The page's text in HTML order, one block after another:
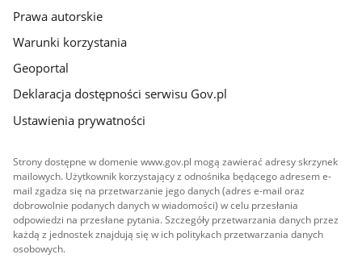
Prawa autorskie
Warunki korzystania
Geoportal
Deklaracja dostępności serwisu Gov.pl
Ustawienia prywatności
Strony dostępne w domenie www.gov.pl mogą zawierać adresy skrzynek
mailowych. Użytkownik korzystający z odnośnika będącego adresem e-
mail zgadza się na przetwarzanie jego danych (adres e-mail oraz
dobrowolnie podanych danych w wiadomości) w celu przesłania
odpowiedzi na przesłane pytania. Szczegóły przetwarzania danych przez
każdą z jednostek znajdują się w ich politykach przetwarzania danych
osobowych.